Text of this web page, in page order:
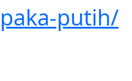
putih/